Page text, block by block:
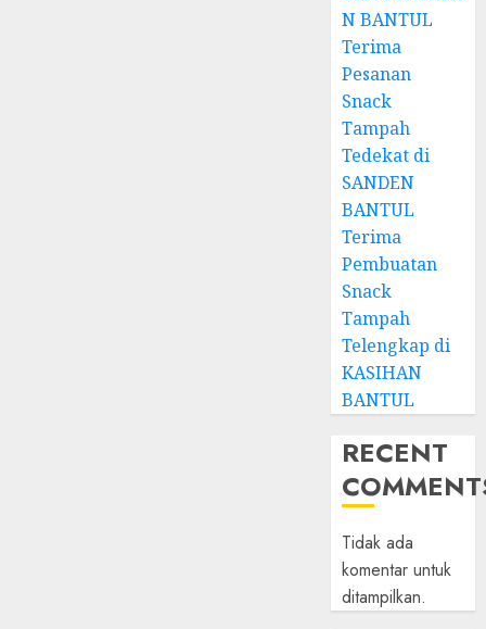
N BANTUL
Terima
Pesanan
Snack
Tampah
Tedekat di
SANDEN
BANTUL
Terima
Pembuatan
Snack
Tampah
Telengkap di
KASIHAN
BANTUL
RECENT
Tidak ada
komentar untuk
ditampilkan.